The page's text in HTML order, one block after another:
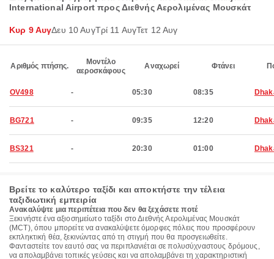
International Airport προς Διεθνής Αερολιμένας Μουσκάτ
Κυρ 9 ΑυγΔευ 10 ΑυγΤρί 11 ΑυγΤετ 12 Αυγ
Αριθμός πτήσης.
Μοντέλο
αεροσκάφους
Αναχωρεί Φτάνει
OV498 - 05:30 08:35
BG721 - 09:35 12:20
BS321 - 20:30 01:00
Βρείτε το καλύτερο ταξίδι και αποκτήστε την τέλεια
ταξιδιωτική εμπειρία
Ανακαλύψτε μια περιπέτεια που δεν θα ξεχάσετε ποτέ
Ξεκινήστε ένα αξιοσημείωτο ταξίδι στο Διεθνής Αερολιμένας Μουσκάτ
(MCT), όπου μπορείτε να ανακαλύψετε όμορφες πόλεις που προσφέρουν
εκπληκτική θέα, ξεκινώντας από τη στιγμή που θα προσγειωθείτε.
Φανταστείτε τον εαυτό σας να περιπλανιέται σε πολυσύχναστους δρόμους,
να απολαμβάνει τοπικές γεύσεις και να απολαμβάνει τη χαρακτηριστική